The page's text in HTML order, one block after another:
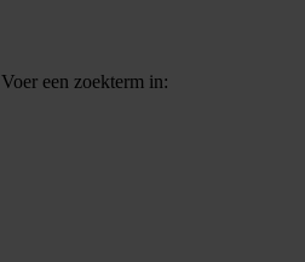
Voer een zoekterm in: